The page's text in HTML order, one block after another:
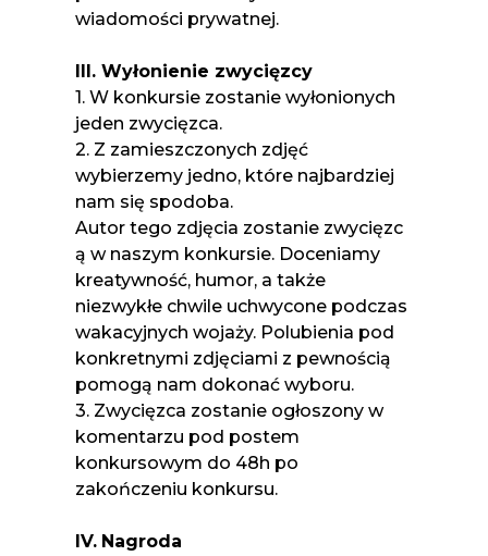
wiadomości prywatnej.
III. Wyłonienie zwycięzcy
1. W konkursie zostanie wyłonionych
jeden zwycięzca.
2. Z zamieszczonych zdjęć
wybierzemy jedno, które najbardziej
nam się spodoba.
Autor tego zdjęcia zostanie zwycięzc
ą w naszym konkursie. Doceniamy
kreatywność, humor, a także
niezwykłe chwile uchwycone podczas
wakacyjnych wojaży. Polubienia pod
konkretnymi zdjęciami z pewnością
pomogą nam dokonać wyboru.
3. Zwycięzca zostanie ogłoszony w
komentarzu pod postem
konkursowym do 48h po
zakończeniu konkursu.
IV. Nagroda